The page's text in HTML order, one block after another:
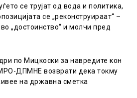
се трујат од вода и политика,
се „реконструираат“ –
„достоинство“ и молчи пред
по Мицкоски за навредите кон
ДПМНЕ возврати дека токму
на државна сметка